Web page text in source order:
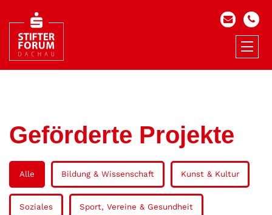
Geförderte Projekte
Alle Bildung & Wissenschaft Kunst & Kultur
Soziales Sport, Vereine & Gesundheit